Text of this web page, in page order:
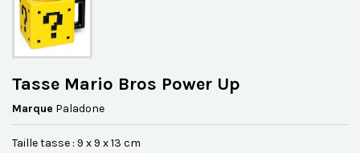
Tasse Mario Bros Power Up
Marque Paladone
Taille tasse : 9 x 9 x 13 cm